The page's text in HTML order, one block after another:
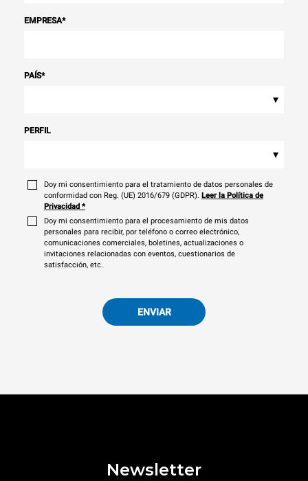
EMPRESA*
PAÍS*
▾
PERFIL
▾
Doy mi consentimiento para el tratamiento de datos personales de
conformidad con Reg. (UE) 2016/679 (GDPR). Leer la Política de
Privacidad *
Doy mi consentimiento para el procesamiento de mis datos
personales para recibir, por teléfono o correo electrónico,
comunicaciones comerciales, boletines, actualizaciones o
invitaciones relacionadas con eventos, cuestionarios de
satisfacción, etc.
ENVIAR
Newsletter